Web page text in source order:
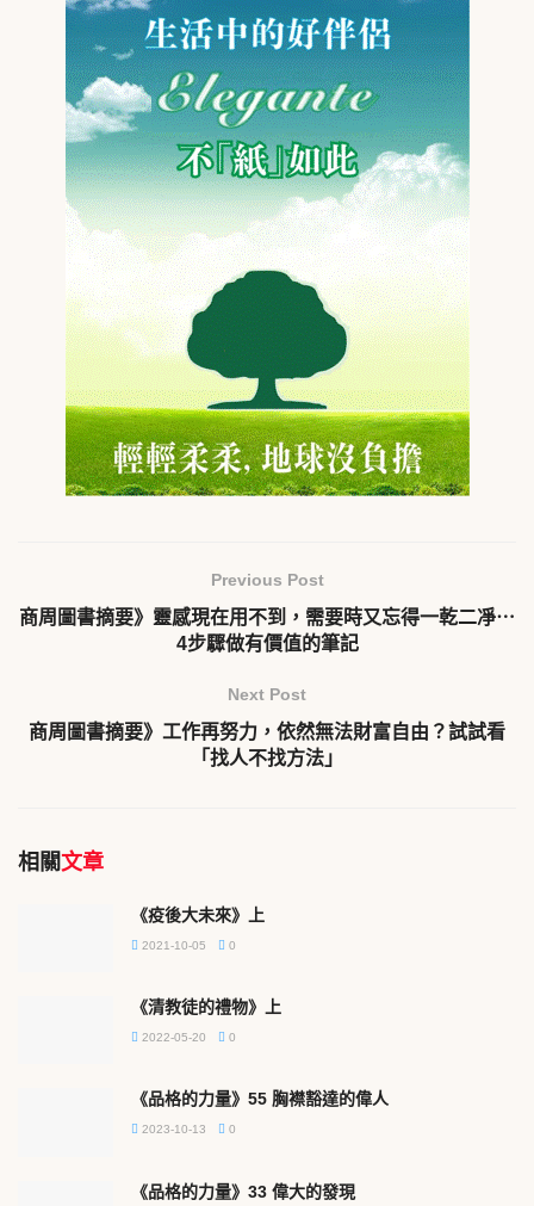
Previous Post
商周圖書摘要》靈感現在用不到，需要時又忘得一乾二凈⋯
4步驟做有價值的筆記
Next Post
商周圖書摘要》工作再努力，依然無法財富自由？試試看
「找人不找方法」
相關文章
《疫後大未來》上
2021-10-05 0
《清教徒的禮物》上
2022-05-20 0
《品格的力量》55 胸襟豁達的偉人
2023-10-13 0
《品格的力量》33 偉大的發現